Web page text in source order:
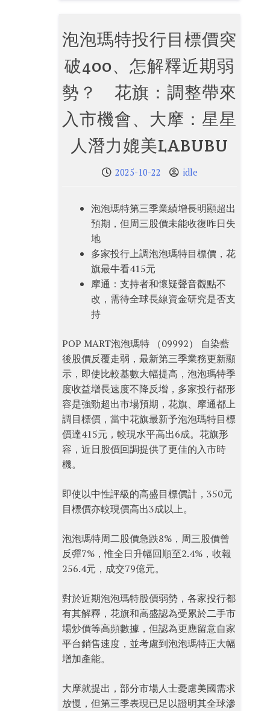
泡泡瑪特投行目標價突
破400、怎解釋近期弱
勢？ 花旗：調整帶來
入市機會、大摩：星星
人潛力媲美LABUBU
2025-10-22 idle
泡泡瑪特第三季業績增長明顯超出
預期，但周三股價未能收復昨日失
地
多家投行上調泡泡瑪特目標價，花
旗最牛看415元
摩通：支持者和懷疑聲音觀點不
改，需待全球長線資金研究是否支
持
POP MART泡泡瑪特 （09992） 自染藍
後股價反覆走弱，最新第三季業務更新顯
示，即使比較基數大幅提高，泡泡瑪特季
度收益增長速度不降反增，多家投行都形
容是強勁超出市場預期，花旗、摩通都上
調目標價，當中花旗最新予泡泡瑪特目標
價達415元，較現水平高出6成。花旗形
容，近日股價回調提供了更佳的入市時
機。
即使以中性評級的高盛目標價計，350元
目標價亦較現價高出3成以上。
泡泡瑪特周二股價急跌8%，周三股價曾
反彈7%，惟全日升幅回順至2.4%，收報
256.4元，成交79億元。
對於近期泡泡瑪特股價弱勢，各家投行都
有其解釋，花旗和高盛認為受累於二手市
場炒價等高頻數據，但認為更應留意自家
平台銷售速度，並考慮到泡泡瑪特正大幅
增加產能。
大摩就提出，部分市場人士憂慮美國需求
放慢，但第三季表現已足以證明其全球滲